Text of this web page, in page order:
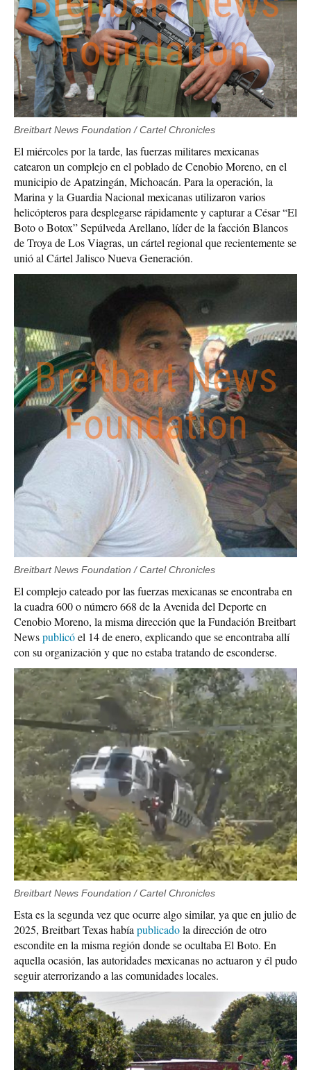
Breitbart News Foundation / Cartel Chronicles
El miércoles por la tarde, las fuerzas militares mexicanas
catearon un complejo en el poblado de Cenobio Moreno, en el
municipio de Apatzingán, Michoacán. Para la operación, la
Marina y la Guardia Nacional mexicanas utilizaron varios
helicópteros para desplegarse rápidamente y capturar a César “El
Boto o Botox” Sepúlveda Arellano, líder de la facción Blancos
de Troya de Los Viagras, un cártel regional que recientemente se
unió al Cártel Jalisco Nueva Generación.
Breitbart News Foundation / Cartel Chronicles
El complejo cateado por las fuerzas mexicanas se encontraba en
la cuadra 600 o número 668 de la Avenida del Deporte en
Cenobio Moreno, la misma dirección que la Fundación Breitbart
Newspublicóel 14 de enero, explicando que se encontraba allí
con su organización y que no estaba tratando de esconderse.
Breitbart News Foundation / Cartel Chronicles
Esta es la segunda vez que ocurre algo similar, ya que en julio de
2025, Breitbart Texas había publicadola dirección de otro
escondite en la misma región donde se ocultaba El Boto. En
aquella ocasión, las autoridades mexicanas no actuaron y él pudo
seguir aterrorizando a las comunidades locales.